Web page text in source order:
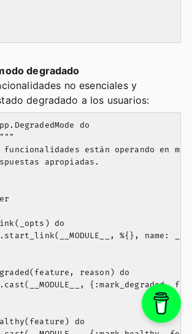
degradado
no esenciales y
degradado a los usuarios:
do
funcionalidades están operando en
apropiadas.
do
%{}, name:
reason) do
{:mark_degraded,
do